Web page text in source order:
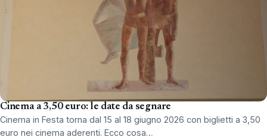
Cinema a 3,50 euro: le date da segnare
Cinema in Festa torna dal 15 al 18 giugno 2026 con biglietti a 3,50
euro nei cinema aderenti. Ecco cosa…